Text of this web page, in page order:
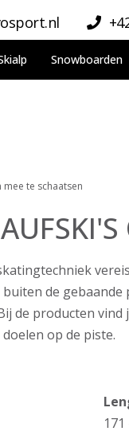
Snowboarden
te schaatsen
de
de producten
op de piste.
171